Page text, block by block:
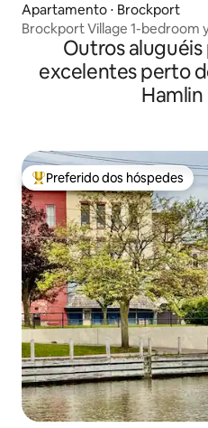
Apartamento ⋅ Brockport
Brockport Village 1-bedroom
Outros
excelentes perto
Hamlin
Entre os melhores preferidos
Preferido dos hóspedes